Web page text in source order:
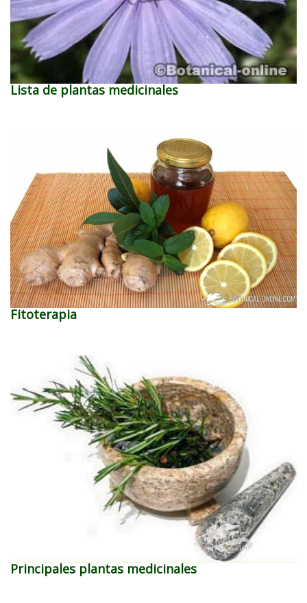
Lista de plantas medicinales
Fitoterapia
Principales plantas medicinales